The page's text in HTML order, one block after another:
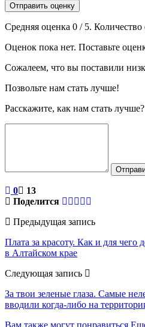
Отправить оценку
Средняя оценка 0 / 5. Количество
Оценок пока нет. Поставьте
Сожалеем, что вы поставили
Позвольте нам стать лучше!
Расскажите, как нам стать лучше?
0
13
Поделится
Предыдущая запись
Плата за красоту. Как и для чего
в Алтайском крае
Следующая запись
За твои зеленые глаза. Самые
вводили когда-либо на
Вам также могут понравиться